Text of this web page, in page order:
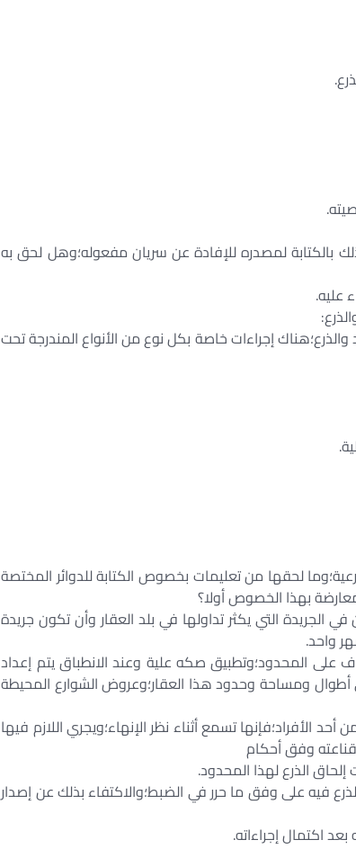
بالكتابة لمصدره للإفادة عن سريان مفعوله؛وهل لحق به
إجراءات خاصة بكل نوع من الأنواع المندرجة تحت
الشرعية؛وما لحقها من تعليمات بخصوص الكتابة للدوائر المختصة
بهذا الخصوص أولا؟
التي يكثر تداولها في بلد العقار وأن تكون جريدة
واحد.
على المحدود؛وتطبيق صكه علية وعند الانطباق يتم إعداد
ومساحة وحدود هذا العقار؛وعروض الشوارع المحيطة
الأفراد؛فإنها تسمع أثناء نظر الإنهاء؛ويجري اللازم فيها
وفق أحكام
فيه على وفق ما حرر في الضبط؛والاكتفاء بذلك عن إصدار